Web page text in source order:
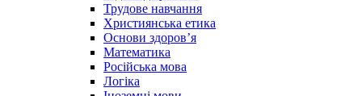
Трудове навчання
Християнська етика
Основи здоров’я
Математика
Російська мова
Логіка